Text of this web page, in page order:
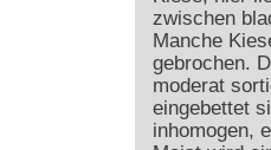
zwischen
Manche
gebrochen.
moderat
eingebettet
inhomogen,